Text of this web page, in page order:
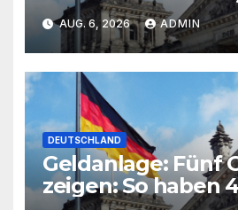
am Ausland –
Fachkräfte gehen
AUG. 6, 2026 ADMIN
DEUTSCHLAND
Geldanlage: Fünf
zeigen: So haben